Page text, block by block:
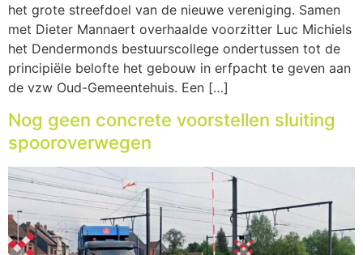
het grote streefdoel van de nieuwe vereniging. Samen
met Dieter Mannaert overhaalde voorzitter Luc Michiels
het Dendermonds bestuurscollege ondertussen tot de
principiële belofte het gebouw in erfpacht te geven aan
de vzw Oud-Gemeentehuis. Een […]
Nog geen concrete voorstellen sluiting
spooroverwegen